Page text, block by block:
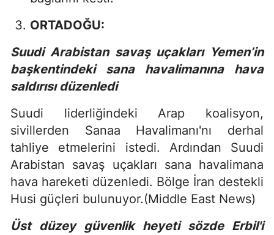
ORTADOĞU:
Suudi Arabistan savaş uçakları Yemen’in
başkentindeki sana havalimanına hava
saldırısı düzenledi
Suudi liderliğindeki Arap koalisyon,
sivillerden Sanaa Havalimanı'nı derhal
tahliye etmelerini istedi. Ardından Suudi
Arabistan savaş uçakları sana havalimana
hava hareketi düzenledi. Bölge İran destekli
Husi güçleri bulunuyor.(Middle East News)
Üst düzey güvenlik heyeti sözde Erbil'i